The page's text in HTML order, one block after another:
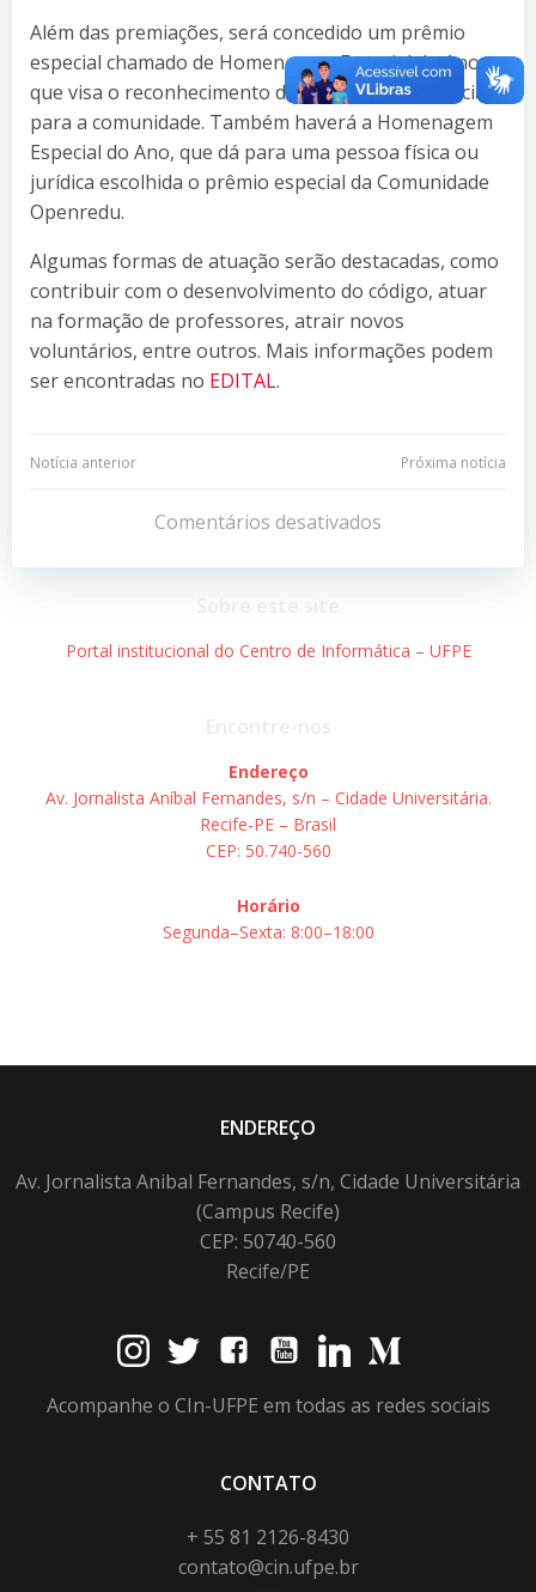
Além das premiações, será concedido um prêmio
especial chamado de Homenagem Especial do Ano,
que visa o reconhecimento de contribuição especial
para a comunidade. Também haverá a Homenagem​ ​
Especial​ ​do​ ​Ano, que dá para uma pessoa física ou
jurídica escolhida o prêmio especial da Comunidade
Openredu.
Algumas formas de atuação serão destacadas, como
contribuir com o desenvolvimento do código, atuar
na formação de professores, atrair novos
voluntários, entre outros. Mais informações podem
ser encontradas no EDITAL.
Navegação
Post
Notícia anterior
Navegação
de
Post
Próxima notícia
Comentários desativados
Portal institucional do Centro de Informática – UFPE
Endereço
Av. Jornalista Aníbal Fernandes, s/n – Cidade Universitária.
Recife-PE – Brasil
CEP: 50.740-560
Horário
Segunda–Sexta: 8:00–18:00
ENDEREÇO
Av. Jornalista Anibal Fernandes, s/n, Cidade Universitária
(Campus Recife)
CEP: 50740-560
Recife/PE
Acompanhe o CIn-UFPE em todas as redes sociais
CONTATO
+ 55 81 2126-8430
contato@cin.ufpe.br